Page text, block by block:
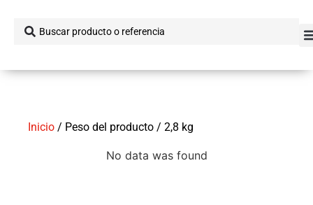
Inicio / Peso del producto / 2,8 kg
No data was found